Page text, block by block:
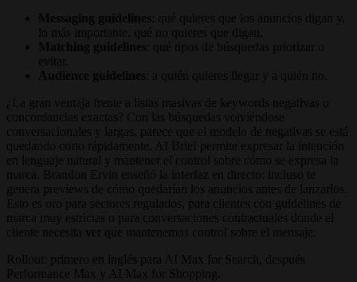
Messaging guidelines : qué quieres que los anuncios digan y,
lo más importante, qué no quieres que digan.
Matching guidelines : qué tipos de búsquedas priorizar o
evitar.
Audience guidelines : a quién quieres llegar y a quién no.
¿La gran ventaja frente a listas masivas de keywords negativas o
concordancias exactas? Con las búsquedas volviéndose
conversacionales y largas, parece que el modelo de negativas se está
quedando corto rápidamente. AI Brief permite expresar la intención
en lenguaje natural y mantener el control sobre cómo se expresa la
marca. Brandon Ervin enseñó la interfaz en directo: incluso te
genera previews de cómo quedarían los anuncios antes de lanzarlos.
Esto es oro para sectores regulados, para clientes con guidelines de
marca muy estrictas o para conversaciones contractuales donde el
cliente necesita ver que mantenemos control sobre el mensaje.
Rollout: primero en inglés para AI Max for Search, después
Performance Max y AI Max for Shopping.